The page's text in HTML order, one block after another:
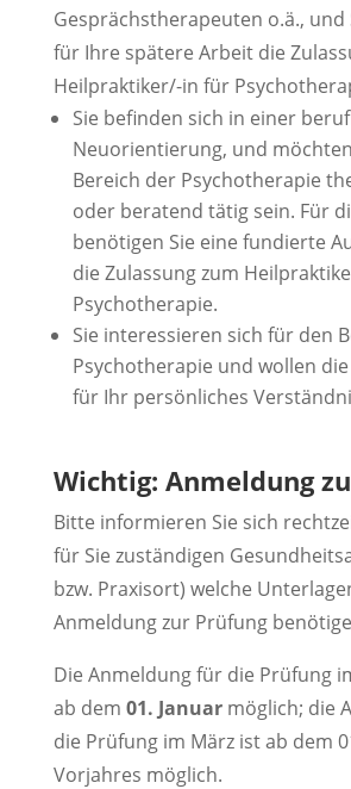
Gesprächstherapeuten o.ä., und
für Ihre spätere Arbeit die
Heilpraktiker/-in für
Sie befinden sich in einer
Neuorientierung, und
Bereich der Psychotherapie
oder beratend tätig sein. Für
benötigen Sie eine fundierte
die Zulassung zum
Psychotherapie.
Sie interessieren sich für den
Psychotherapie und wollen
für Ihr persönliches
Wichtig: Anmeldung
Bitte informieren Sie sich
für Sie zuständigen
bzw. Praxisort) welche
Anmeldung zur Prüfung
Die Anmeldung für die Prüfung
ab dem 01. Januarmöglich; die
die Prüfung im März ist ab dem
Vorjahres möglich.